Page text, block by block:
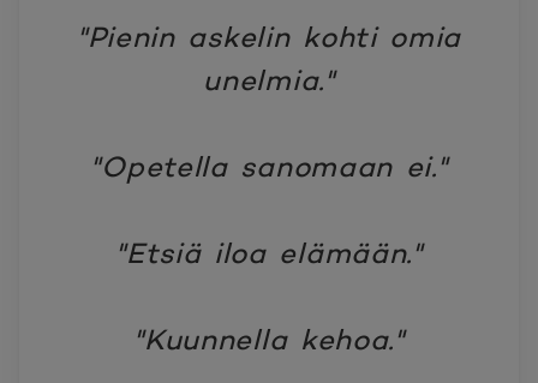
"Pienin askelin kohti omia
unelmia."
"Opetella sanomaan ei."
"Etsiä iloa elämään."
"Kuunnella kehoa."